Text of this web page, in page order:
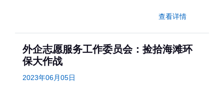
查看详情
外企志愿服务工作委员会：捡拾海滩环
保大作战
2023年06月05日